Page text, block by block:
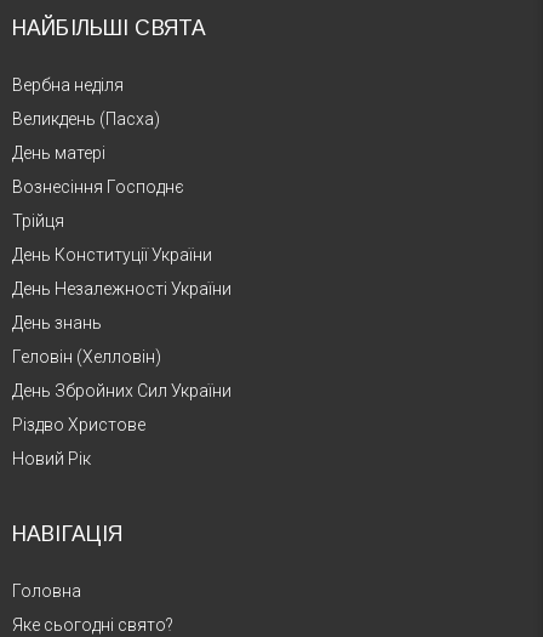
НАЙБІЛЬШІ СВЯТА
Вербна неділя
Великдень (Пасха)
День матері
Вознесіння Господнє
Трійця
День Конституції України
День Незалежності України
День знань
Геловін (Хелловін)
День Збройних Сил України
Різдво Христове
Новий Рік
НАВІГАЦІЯ
Головна
Яке сьогодні свято?